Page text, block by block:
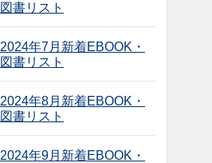
図書リスト
2024年7月新着EBOOK・
図書リスト
2024年8月新着EBOOK・
図書リスト
2024年9月新着EBOOK・